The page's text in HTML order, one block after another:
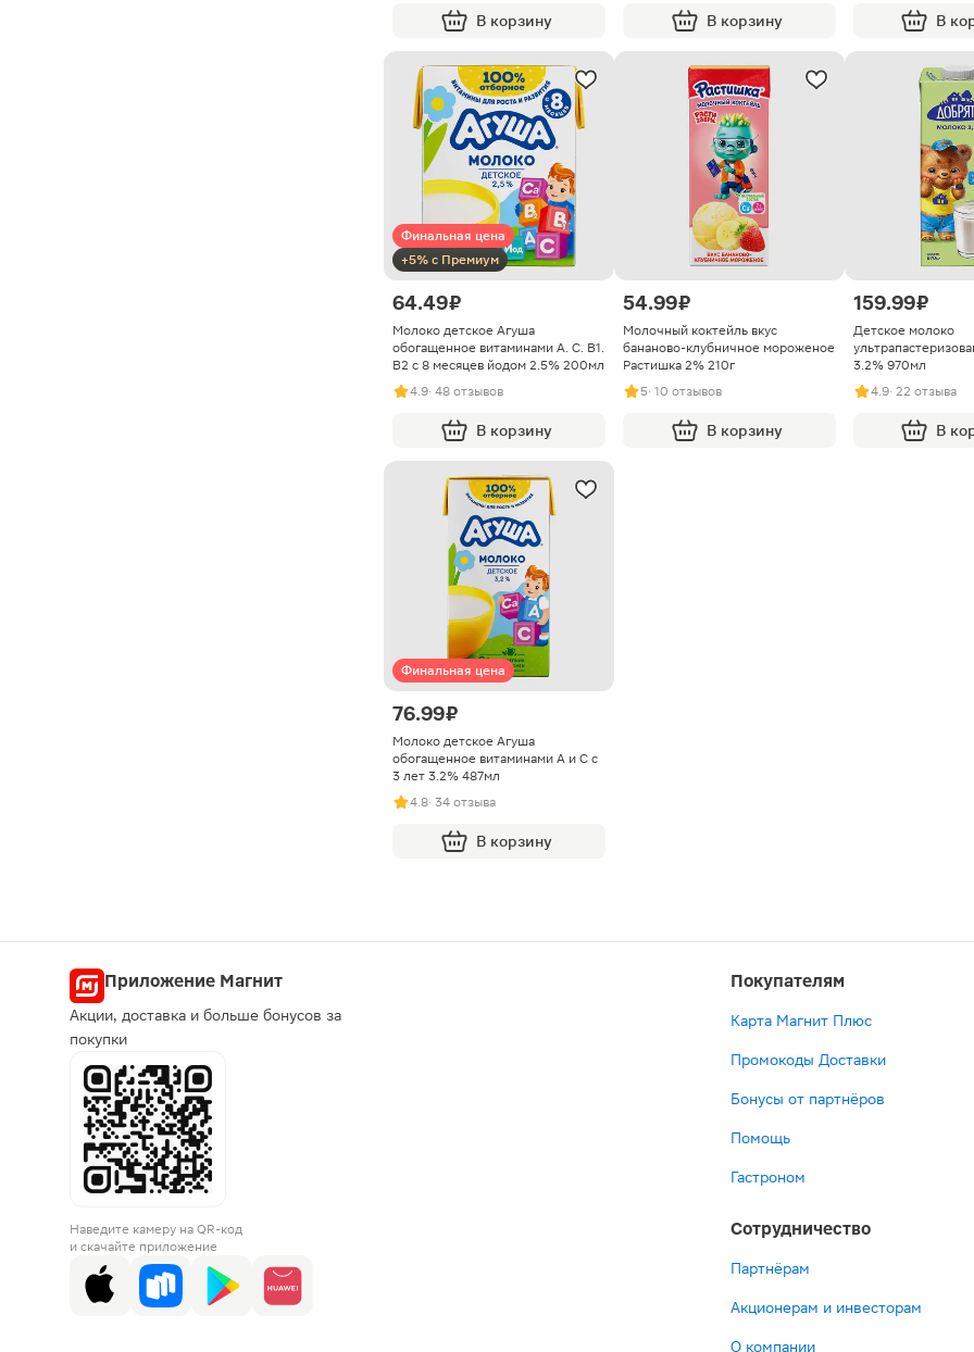
В корзину В корзину В
Финальная цена
+5% с Премиум
64.49 ₽
Молоко детское Агуша
обогащенное витаминами А. С. В1.
В2 с 8 месяцев йодом 2.5% 200мл
4.9· 48 отзывов
В корзину
54.99 ₽
Молочный коктейль вкус
бананово-клубничное мороженое
Растишка 2% 210г
5· 10 отзывов
В корзину
159.99 ₽
Детское молоко
3.2% 970мл
4.9· 22 отзыва
В
Финальная цена
76.99 ₽
Молоко детское Агуша
обогащенное витаминами А и С с
3 лет 3.2% 487мл
4.8· 34 отзыва
В корзину
Приложение Магнит
Акции, доставка и больше бонусов за
покупки
Наведите камеру на QR-код
и скачайте приложение
Покупателям
Карта Магнит Плюс
Промокоды Доставки
Бонусы от партнёров
Помощь
Гастроном
Сотрудничество
Партнёрам
Акционерам и инвесторам
О компании